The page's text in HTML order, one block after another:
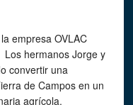
empresa OVLAC
hermanos Jorge y
convertir una
de Campos en un
agrícola.